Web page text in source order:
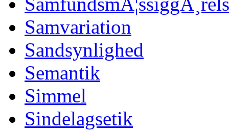
Samvariation
Sandsynlighed
Semantik
Simmel
Sindelagsetik